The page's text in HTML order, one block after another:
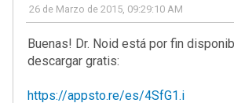
26 de Marzo de 2015, 09:29:10 AM
Buenas! Dr. Noid está por fin
descargar gratis:
https://appsto.re/es/4SfG1.i